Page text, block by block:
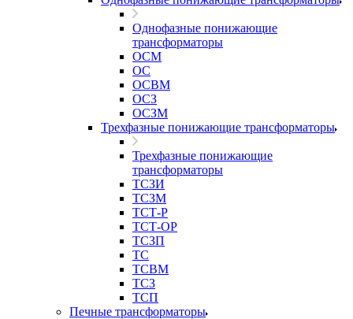
Однофазные понижающие
трансформаторы
ОСМ
ОС
ОСВМ
ОСЗ
ОСЗМ
Трехфазные понижающие трансформаторы
Трехфазные понижающие
трансформаторы
ТСЗИ
ТСЗМ
ТСТ-Р
ТСТ-ОР
ТСЗП
ТС
ТСВМ
ТСЗ
ТСП
Печные трансформаторы